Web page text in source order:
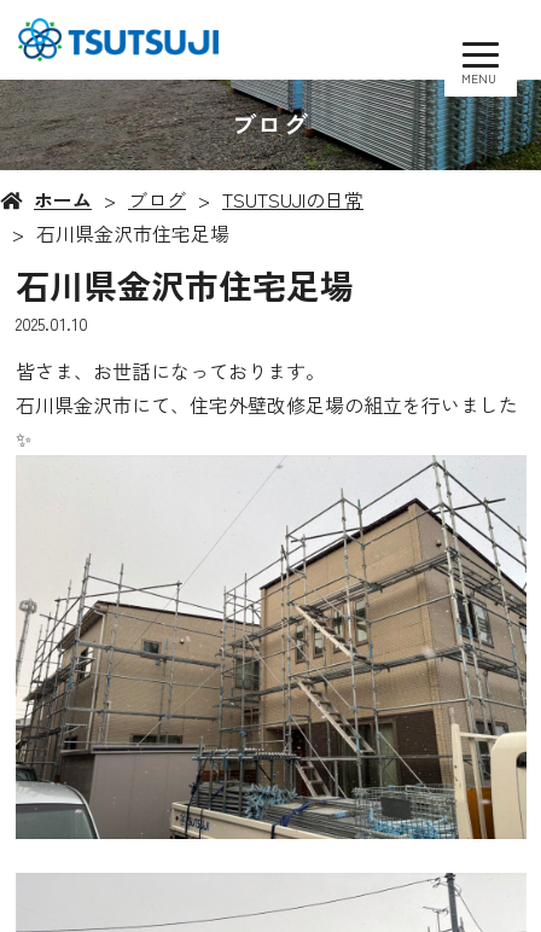
MENU
ブログ
ホーム ブログ
TSUTSUJIの日常
石川県金沢市住宅足場
石川県金沢市住宅足場
2025.01.10
皆さま、お世話になっております。
石川県金沢市にて、住宅外壁改修足場の組立を行いました
✨